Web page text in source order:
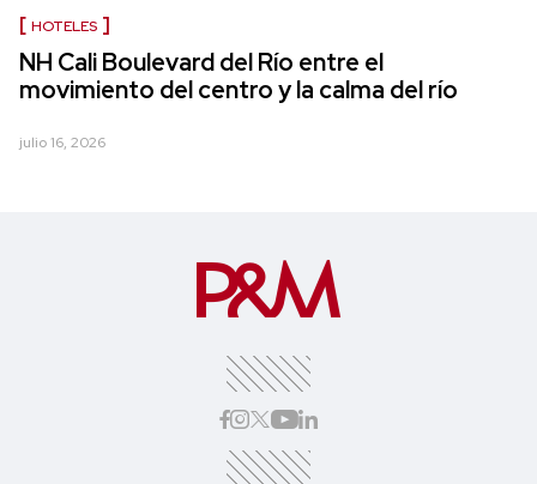
HOTELES
NH Cali Boulevard del Río entre el
movimiento del centro y la calma del río
julio 16, 2026